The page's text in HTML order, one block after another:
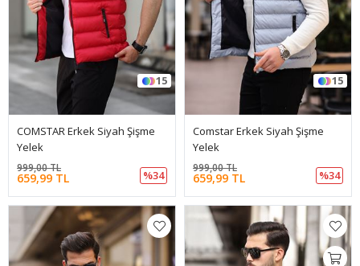
15
COMSTAR Erkek Siyah Şişme
Yelek
659,99 TL
999,00 TL
%34
15
Comstar Erkek Siyah Şişme
Yelek
659,99 TL
999,00 TL
%34